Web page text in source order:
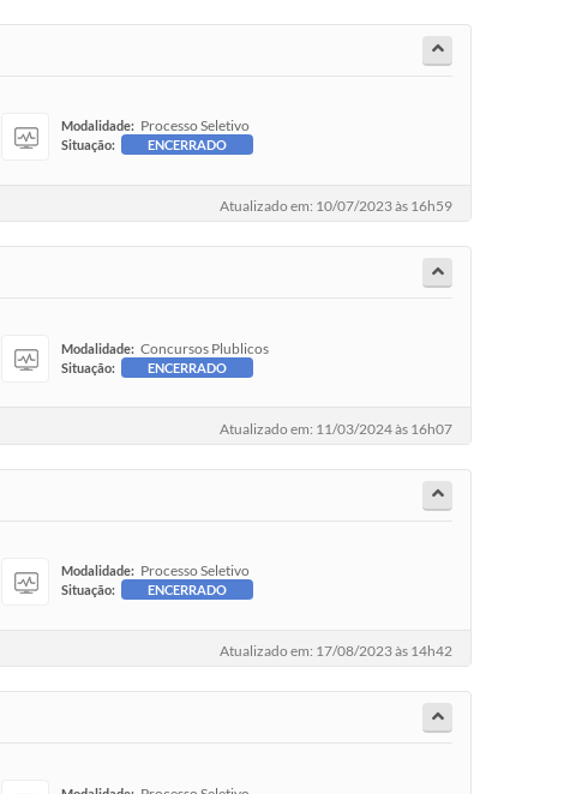
Modalidade: Processo Seletivo
Situação: ENCERRADO
Atualizado em: 10/07/2023 às 16h59
Modalidade: Concursos Plublicos
Situação: ENCERRADO
Atualizado em: 11/03/2024 às 16h07
Modalidade: Processo Seletivo
Situação: ENCERRADO
Atualizado em: 17/08/2023 às 14h42